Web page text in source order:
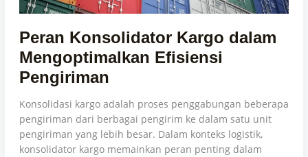
Peran Konsolidator Kargo dalam
Mengoptimalkan Efisiensi
Pengiriman
Konsolidasi kargo adalah proses penggabungan beberapa
pengiriman dari berbagai pengirim ke dalam satu unit
pengiriman yang lebih besar. Dalam konteks logistik,
konsolidator kargo memainkan peran penting dalam